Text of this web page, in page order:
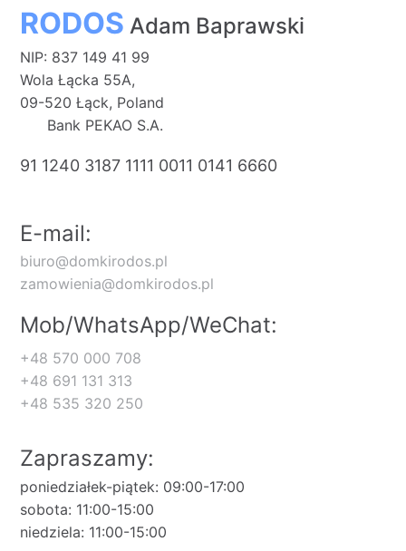
RODOS Adam Baprawski
NIP: 837 149 41 99
Wola Łącka 55A,
09-520 Łąck, Poland
Bank PEKAO S.A.
91 1240 3187 1111 0011 0141 6660
E-mail:
biuro@domkirodos.pl
zamowienia@domkirodos.pl
Mob/WhatsApp/WeChat:
+48 570 000 708
+48 691 131 313
+48 535 320 250
Zapraszamy:
poniedziałek-piątek: 09:00-17:00
sobota: 11:00-15:00
niedziela: 11:00-15:00